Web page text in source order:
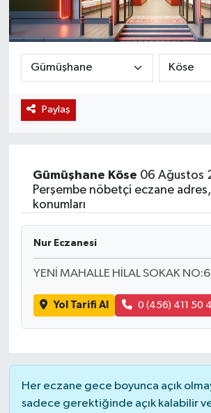
Paylaş
Gümüşhane Köse 06 Ağustos
Perşembe nöbetçi eczane
konumları
Nur Eczanesi
YENİ MAHALLE HİLAL SOKAK
Yol Tarifi Al 0 (456) 411 50
Her eczane gece boyunca açık
sadece gerektiğinde açık kalabilir
Magazin
Etkinlikler